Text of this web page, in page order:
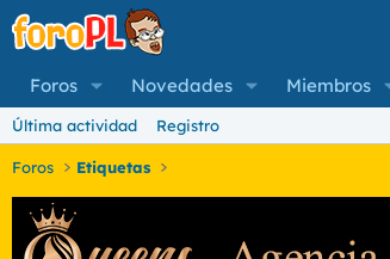
Foros Novedades Miembros
Última actividad Registro
Foros Etiquetas